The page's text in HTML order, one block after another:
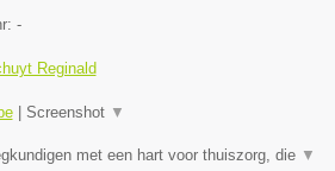
-
Reginald
| Screenshot ▼
met een hart voor thuiszorg, die ▼